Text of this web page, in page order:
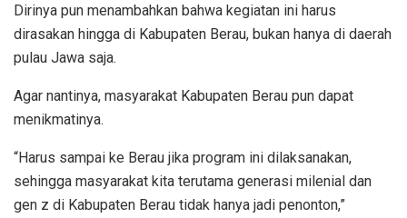
Dirinya pun menambahkan bahwa kegiatan ini harus
dirasakan hingga di Kabupaten Berau, bukan hanya di daerah
pulau Jawa saja.
Agar nantinya, masyarakat Kabupaten Berau pun dapat
menikmatinya.
“Harus sampai ke Berau jika program ini dilaksanakan,
sehingga masyarakat kita terutama generasi milenial dan
gen z di Kabupaten Berau tidak hanya jadi penonton,”